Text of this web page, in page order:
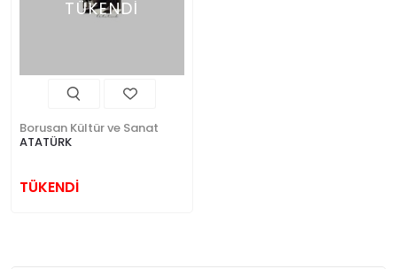
TÜKENDİ
Borusan Kültür ve Sanat
ATATÜRK
TÜKENDİ